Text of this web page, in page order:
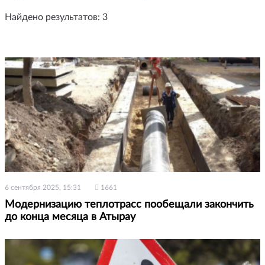
Найдено результатов: 3
6 сентября 2025, 15:31 1661
Модернизацию теплотрасс пообещали закончить
до конца месяца в Атырау